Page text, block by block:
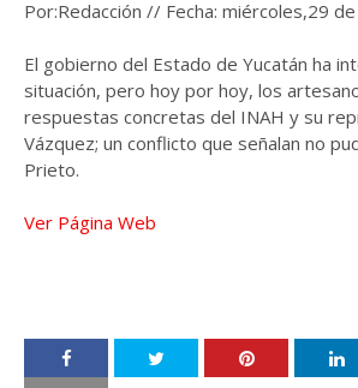
Por:Redacción // Fecha: miércoles,29
El gobierno del Estado de Yucatán ha
situación, pero hoy por hoy, los
respuestas concretas del INAH y su
Vázquez; un conflicto que señalan no
Prieto.
Ver Página Web